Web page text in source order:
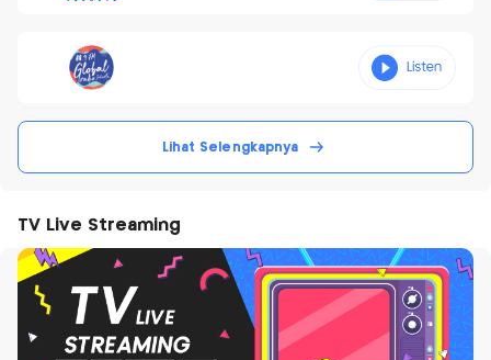
Lihat Selengkapnya
TV Live Streaming